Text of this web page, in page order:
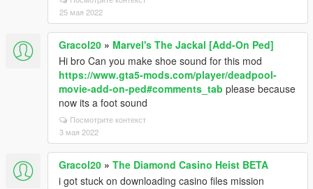
25 мая 2022
Gracol20 » Marvel's The Jackal [Add-On Ped]
Hi bro Can you make shoe sound for this mod
https://www.gta5-mods.com/player/deadpool-
movie-add-on-ped#comments_tab please because
now its a foot sound
Посмотрите контекст
3 мая 2022
Gracol20 » The Diamond Casino Heist BETA
i got stuck on downloading casino files mission